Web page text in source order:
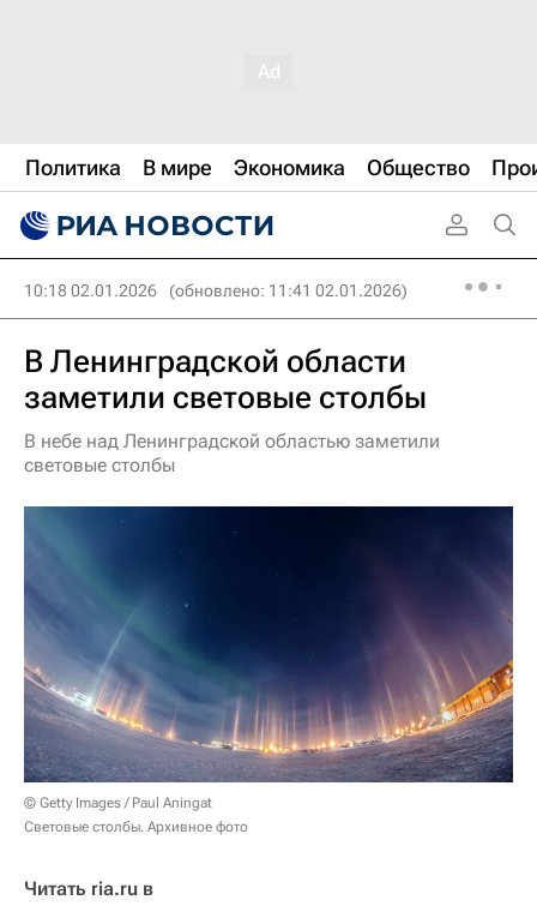
Политика В мире Экономика Общество
10:18 02.01.2026 (обновлено: 11:41 02.01.2026)
В Ленинградской области
заметили световые столбы
В небе над Ленинградской областью заметили
световые столбы
© Getty Images / Paul Aningat
Световые столбы. Архивное фото
Читать ria.ru в